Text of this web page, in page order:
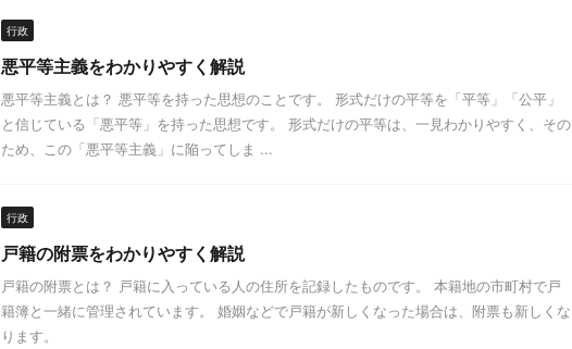
行政
悪平等主義をわかりやすく解説
悪平等主義とは？ 悪平等を持った思想のことです。 形式だけの平等を「平等」「公平」
と信じている「悪平等」を持った思想です。 形式だけの平等は、一見わかりやすく、その
ため、この「悪平等主義」に陥ってしま ...
行政
戸籍の附票をわかりやすく解説
戸籍の附票とは？ 戸籍に入っている人の住所を記録したものです。 本籍地の市町村で戸
籍簿と一緒に管理されています。 婚姻などで戸籍が新しくなった場合は、附票も新しくな
ります。